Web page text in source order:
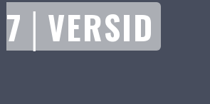
7│VERSID